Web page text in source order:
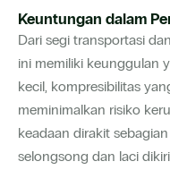
Keuntungan dalam
Dari segi transportasi
ini memiliki keunggulan
kecil, kompresibilitas
meminimalkan risiko
keadaan dirakit
selongsong dan laci